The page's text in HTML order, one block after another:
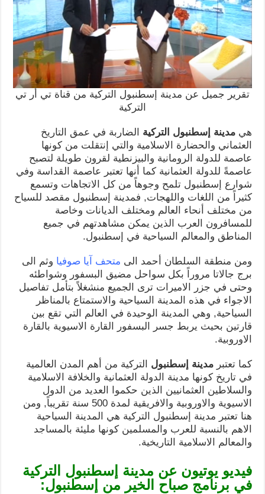
تقرير جميل عن مدينة إسطنبول التركية من قناة تي أر تي
التركية
هيمدينة إسطنبول التركية الضاربة في عمق التاريخ
العثماني والحضارة الاسلامية والتي إنتقلت من كونها
عاصمة للدولة الرومانية والبيزنطية لقرون طويلة لتصبح
عاصمةً للدولة العثمانية كما أنها تعتبر عاصمة القداسة وفي
شوارع إسطنبول تلمح وجوهاً من كل الاتجاهات وتسمع
كثيراً من اللغات واللهجات, فمدينة إسطنبول مقصد للسياح
من مختلف أنحاء العالم ومختلف الديانات وخاصة
للمسافرون العرب الذين يمكن مشاهدتهم في جميع
المناطق والمعالم السياحية في إسطنبول.
ومن منطقة السلطان أحمد الى متحف آيا صوفيا وثم الى
برج جالاتا مروراً بكل سواحل مضيق البسفور وشواطئه
وحتى في جزر الاميرات ترى الجميع منشغلاً بتأمل تفاصيل
الاجواء في هذه المدينة السياحية والاستمتاع بالمناظر
السياحية, وهي المدينة الوحيدة في العالم التي تقع بين
قارتين بحيث يربط جسر البسفور القارة الاسيوية بالقارة
الاوروبية.
كما تعتبرمدينة إسطنبول التركية من أهم المدن العالمية
في تاريخ كونها مدينة الدولة العثمانية والخلافة الاسلامية
والسلاطين العثمانيين الذين حكموا العديد من الدول
الاسيوية والاوروبية والافريقية لمدة 500 سنة تقريباً, ومن
هنا تعتبر مدينة إسطنبول التركية هي المدينة السياحية
الاهم بالنسبة للعرب والمسلمين كونها مليئة بالمساجد
والمعالم الاسلامية التاريخية.
فيديو يوتيون عن مدينة إسطنبول التركية
في برنامج صباح الخير من إسطنبول: